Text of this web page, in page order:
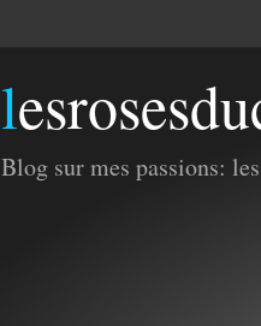
Blog sur mes passions: